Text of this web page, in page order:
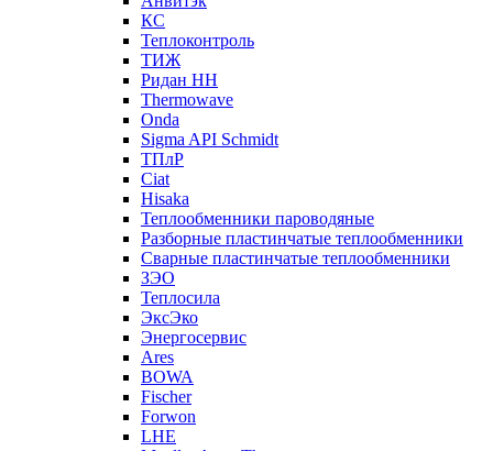
КС
Теплоконтроль
ТИЖ
Ридан НН
Thermowave
Onda
Sigma API Schmidt
ТПлР
Ciat
Hisaka
Теплообменники пароводяные
Разборные пластинчатые теплообменники
Сварные пластинчатые теплообменники
ЗЭО
Теплосила
ЭксЭко
Энергосервис
Ares
BOWA
Fischer
Forwon
LHE